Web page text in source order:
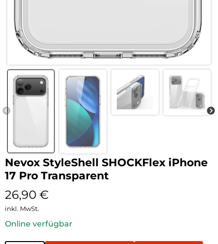
Nevox StyleShell SHOCKFlex iPhone
17 Pro Transparent
26,90 €
inkl. MwSt.
Online verfügbar